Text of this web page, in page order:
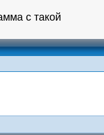
с такой